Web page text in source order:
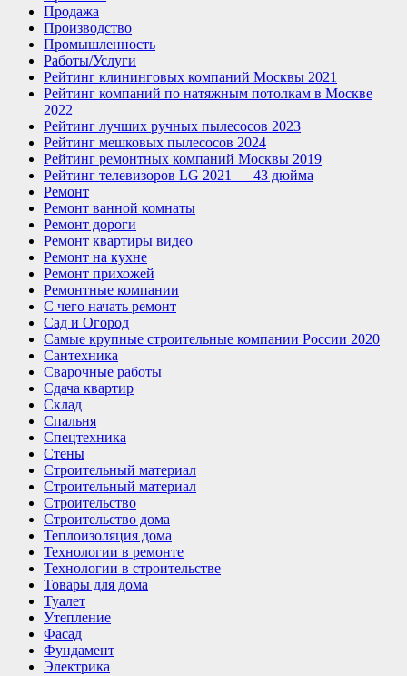
Продажа
Производство
Промышленность
Работы/Услуги
Рейтинг клининговых компаний Москвы 2021
Рейтинг компаний по натяжным потолкам в Москве
2022
Рейтинг лучших ручных пылесосов 2023
Рейтинг мешковых пылесосов 2024
Рейтинг ремонтных компаний Москвы 2019
Рейтинг телевизоров LG 2021 — 43 дюйма
Ремонт
Ремонт ванной комнаты
Ремонт дороги
Ремонт квартиры видео
Ремонт на кухне
Ремонт прихожей
Ремонтные компании
С чего начать ремонт
Сад и Огород
Самые крупные строительные компании России 2020
Сантехника
Сварочные работы
Сдача квартир
Склад
Спальня
Спецтехника
Стены
Строительный материал
Строительный материал
Строительство
Строительство дома
Теплоизоляция дома
Технологии в ремонте
Технологии в строительстве
Товары для дома
Туалет
Утепление
Фасад
Фундамент
Электрика